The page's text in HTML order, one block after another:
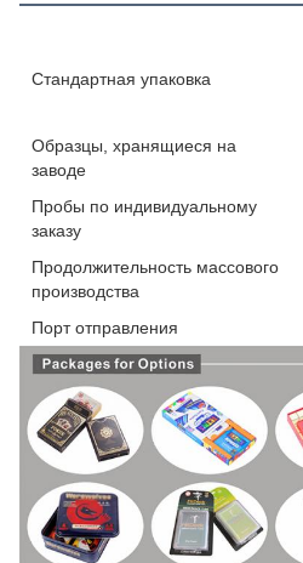
Стандартная упаковка
Образцы, хранящиеся на
заводе
Пробы по индивидуальному
заказу
Продолжительность массового
производства
Порт отправления